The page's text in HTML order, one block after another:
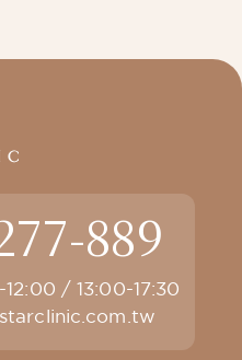
889
12:00 / 13:00-17:30